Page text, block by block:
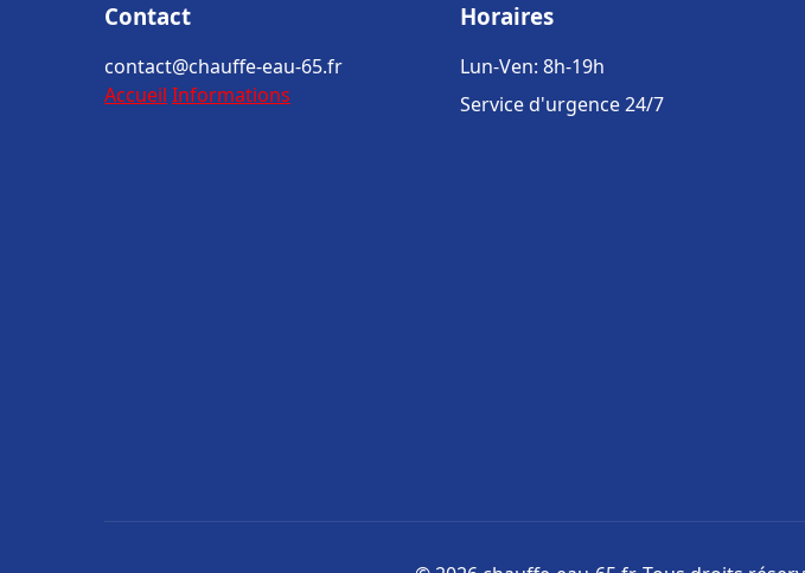
Contact
contact@chauffe-eau-65.fr
Accueil Informations
Horaires
Lun-Ven: 8h-19h
Service d'urgence 24/7